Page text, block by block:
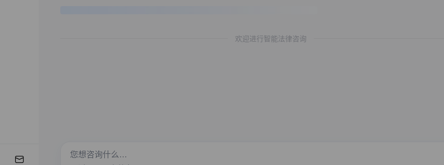
欢迎进行智能法律咨询